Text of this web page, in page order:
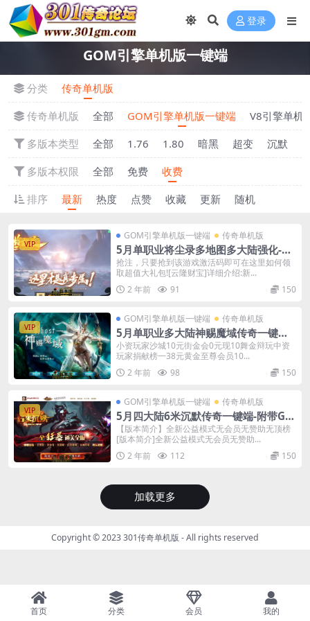
登录
GOM引擎单机版一键端
分类
传奇单机版
传奇单机版
全部 GOM引擎单机版一键端
V8引擎单机
多版本类型
全部 1.76 1.80 暗黑 超变 沉默
多版本权限
全部 免费
收费
排序
最新 热度 点赞 收藏 更新 随机
VIP
GOM引擎单机版一键端 传奇单机版
5月单职业将尘录多地图多大陆强化-附
带gm后台-特殊强化
抢注，只要抢到该游戏激活码即可在这里如何领
取超值大礼包![云隆财宝]详细介绍:新...
2 年前
91 150
VIP
GOM引擎单机版一键端 传奇单机版
5月单职业多大陆神赐魔域传奇一键端-
附带GM后台-探索版本
小资玩家沙城10元街金会0元现10舞金辩玩中资
玩家捐献榜一38元黄金至尊会员10...
2 年前
98 150
VIP
GOM引擎单机版一键端 传奇单机版
5月四大陆6米沉默传奇一键端-附带GM
后台-专属神器无限刀
【版本简介】全新公益模式无会员无赞助无顶榜
[版本简介]全新公益模式无会员无赞助...
2 年前
112 150
加载更多
Copyright © 2023301传奇单机版 - All rights reserved
首页 分类 会员 我的